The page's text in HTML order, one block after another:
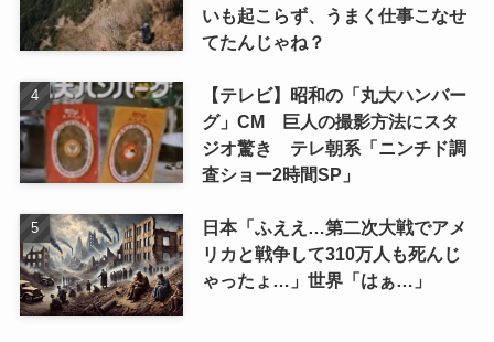
いも起こらず、うまく仕事こなせ
てたんじゃね？
【テレビ】昭和の「丸大ハンバー
グ」CM 巨人の撮影方法にスタ
ジオ驚き テレ朝系「ニンチド調
査ショー2時間SP」
日本「ふええ…第二次大戦でアメ
リカと戦争して310万人も死んじ
ゃったょ…」世界「はぁ…」